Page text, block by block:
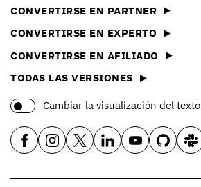
CONVERTIRSE EN PARTNER
CONVERTIRSE EN EXPERTO
CONVERTIRSE EN AFILIADO
TODAS LAS VERSIONES
Cambiar la visualización del texto